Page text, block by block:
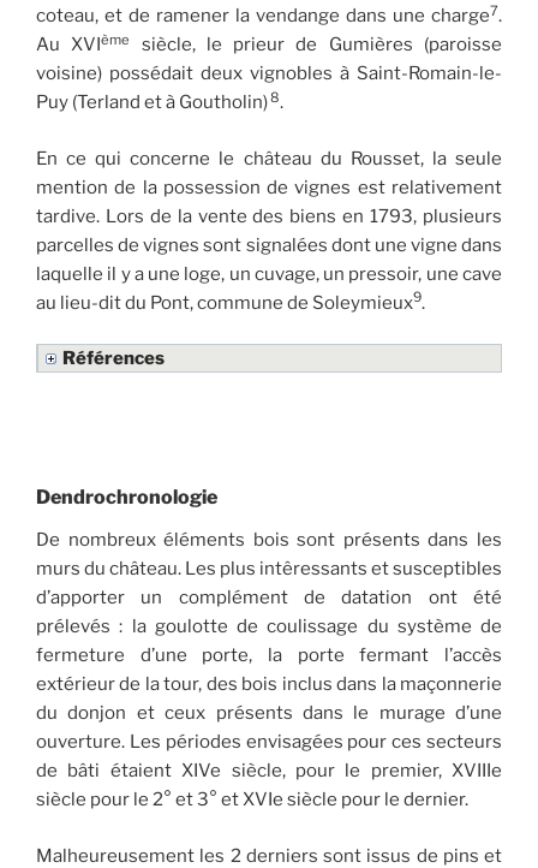
coteau, et de ramener la vendange dans une charge7.
Au XVIème
siècle, le prieur de Gumières (paroisse
voisine) possédait deux vignobles à Saint-Romain-le-
Puy (Terland et à Goutholin)8.
En ce qui concerne le château du Rousset, la seule
mention de la possession de vignes est relativement
tardive. Lors de la vente des biens en 1793, plusieurs
parcelles de vignes sont signalées dont une vigne dans
laquelle il y a une loge, un cuvage, un pressoir, une cave
au lieu-dit du Pont, commune de Soleymieux9.
Références
Dendrochronologie
De nombreux éléments bois sont présents dans les
murs du château. Les plus intêressants et susceptibles
d’apporter un complément de datation ont été
prélevés : la goulotte de coulissage du système de
fermeture d’une porte, la porte fermant l’accès
extérieur de la tour, des bois inclus dans la maçonnerie
du donjon et ceux présents dans le murage d’une
ouverture. Les périodes envisagées pour ces secteurs
de bâti étaient XIVe siècle, pour le premier, XVIIIe
siècle pour le 2° et 3° et XVIe siècle pour le dernier.
Malheureusement les 2 derniers sont issus de pins et